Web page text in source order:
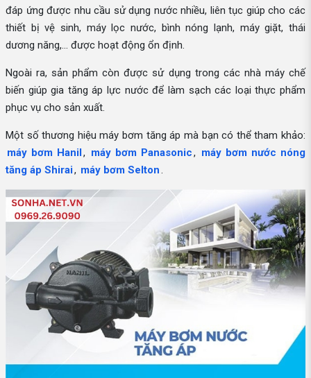
đáp ứng được nhu cầu sử dụng nước nhiều, liên tục giúp cho các
thiết bị vệ sinh, máy lọc nước, bình nóng lạnh, máy giặt, thái
dương năng,... được hoạt động ổn định.
Ngoài ra, sản phẩm còn được sử dụng trong các nhà máy chế
biến giúp gia tăng áp lực nước để làm sạch các loại thực phẩm
phục vụ cho sản xuất.
Một số thương hiệu máy bơm tăng áp mà bạn có thể tham khảo:
máy bơm Hanil, máy bơm Panasonic, máy bơm nước nóng
tăng áp Shirai, máy bơm Selton.